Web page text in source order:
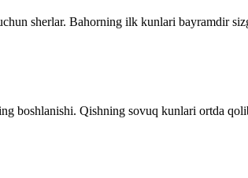
sherlar. Bahorning ilk kunlari bayramdir
boshlanishi. Qishning sovuq kunlari ortda